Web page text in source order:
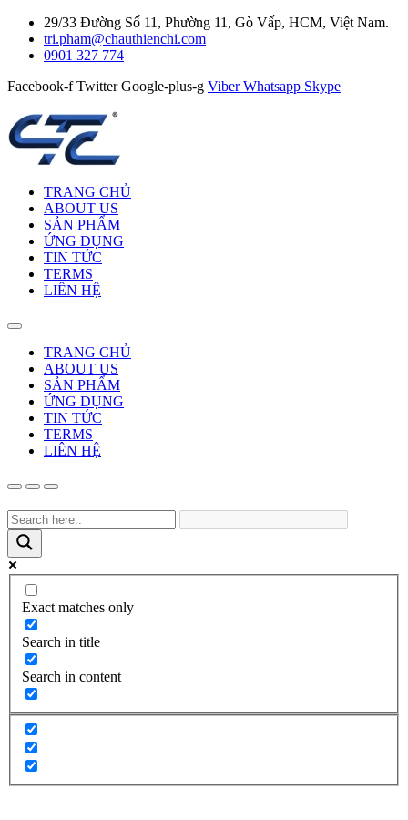
29/33 Đường Số 11, Phường 11, Gò Vấp, HCM, Việt Nam.
tri.pham@chauthienchi.com
0901 327 774
Facebook-f Twitter Google-plus-g Viber Whatsapp Skype
TRANG CHỦ
ABOUT US
SẢN PHẨM
ỨNG DỤNG
TIN TỨC
TERMS
LIÊN HỆ
TRANG CHỦ
ABOUT US
SẢN PHẨM
ỨNG DỤNG
TIN TỨC
TERMS
LIÊN HỆ
Exact matches only
Search in title
Search in content